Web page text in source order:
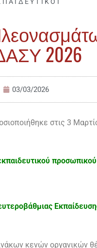
2026
03/03/2026
στις 3
προσωπικού
κενών οργανικών